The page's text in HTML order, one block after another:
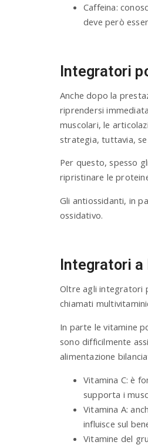
Caffeina:
deve però
Integratori
Anche dopo la
riprendersi
muscolari, le
strategia, tuttavia,
Per questo, spesso
ripristinare le
Gli antiossidanti, in
ossidativo.
Integratori
Oltre agli integratori
chiamati
In parte le vitamine
sono difficilmente
alimentazione
Vitamina C: è
supporta i
Vitamina A:
influisce sul
Vitamine del